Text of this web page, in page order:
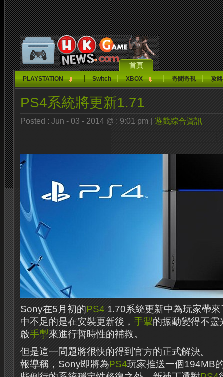
首頁
PLAYSTATION Switch XBOX 奇聞奇視 攻
PS4系統將更新1.71
Posted : Jun - 03 - 2014 @ : 9:01 pm | 遊戲綜合資訊
Sony在5月初的PS4 1.70系統更新中為玩家帶
中不足的是在安裝更新後， 手掣的振動變得不靈
啟手掣來進行暫時性的補救。
但是這一問題將很快的得到官方的正式解決。
報導稱，Sony即將為PS4玩家推送一個194MB